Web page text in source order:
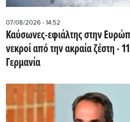
07/08/2026 - 14:52
Καύσωνες-εφιάλτης στην
νεκροί από την ακραία ζέστη -
Γερμανία